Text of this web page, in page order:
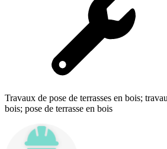
Travaux de pose de terrasses en bois;
bois; pose de terrasse en bois